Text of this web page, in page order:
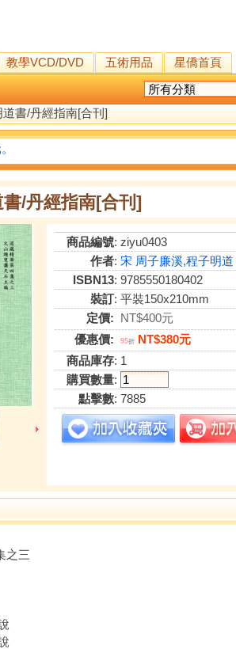
教學VCD/DVD 五術用品
星僑首頁
書/丹經指南[合刊]
/丹經指南[合刊]
商品編號: ziyu0403
作者: 宋 周子廉溪,程子明道 著,明 陳子白沙,湛子甘泉 著,三陽到人 張松谷 著,
ISBN13: 9785550180402
裝訂: 平裝150x210mm
定價: NT$400元
優惠價:
95折 NT$380元
商品庫存: 1
購買數量:
點擊數: 7885
之三